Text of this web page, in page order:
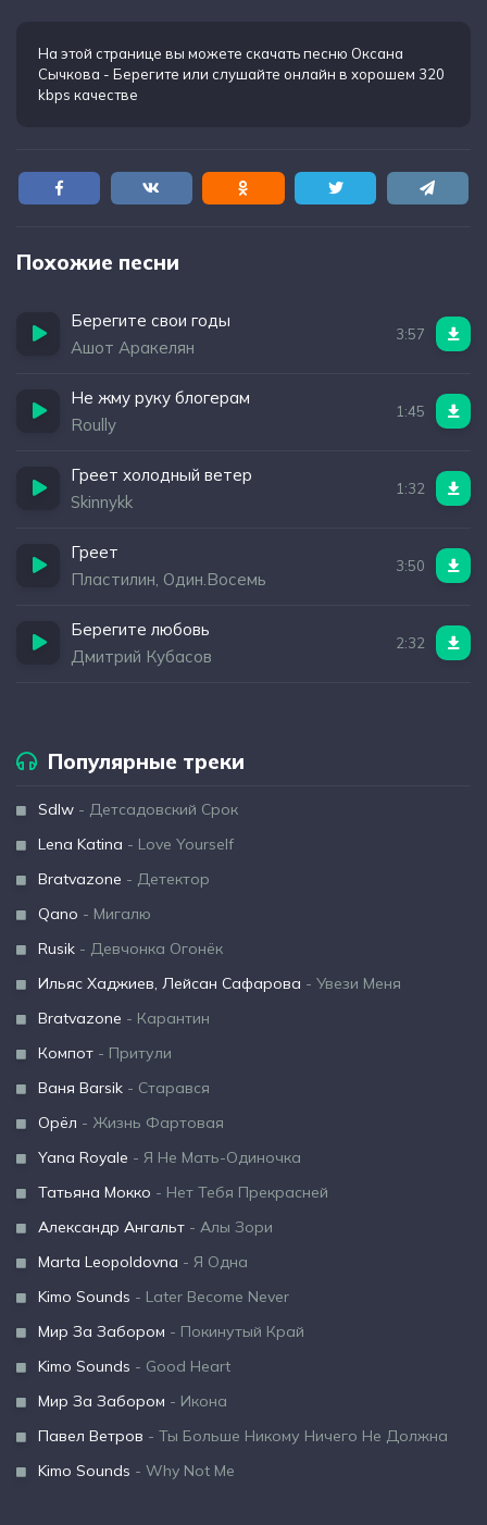
На этой странице вы можете скачать песню Оксана
Сычкова - Берегите или слушайте онлайн в хорошем 320
kbps качестве
Похожие песни
Берегите свои годы
Ашот Аракелян
3:57
Не жму руку блогерам
Roully
1:45
Греет холодный ветер
Skinnykk
1:32
Греет
Пластилин, Один.Восемь
3:50
Берегите любовь
Дмитрий Кубасов
2:32
Популярные треки
Sdlw - Детсадовский Срок
Lena Katina - Love Yourself
Bratvazone - Детектор
Qano - Мигалю
Rusik - Девчонка Огонёк
Ильяс Хаджиев, Лейсан Сафарова - Увези Меня
Bratvazone - Карантин
Компот - Притули
Ваня Barsik - Старався
Орёл - Жизнь Фартовая
Yana Royale - Я Не Мать-Одиночка
Татьяна Мокко - Нет Тебя Прекрасней
Александр Ангальт - Алы Зори
Marta Leopoldovna - Я Одна
Kimo Sounds - Later Become Never
Мир За Забором - Покинутый Край
Kimo Sounds - Good Heart
Мир За Забором - Икона
Павел Ветров - Ты Больше Никому Ничего Не Должна
Kimo Sounds - Why Not Me